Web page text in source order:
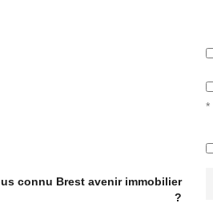
*
connu Brest avenir immobilier
?